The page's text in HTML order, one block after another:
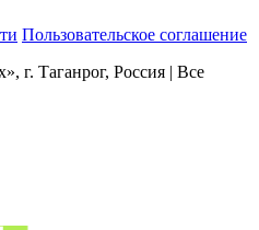
Пользовательское соглашение
Таганрог, Россия | Все